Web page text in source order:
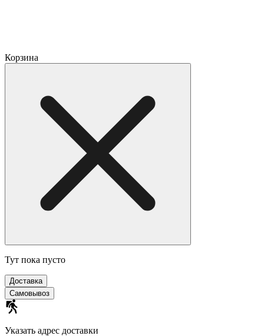
Корзина
Тут пока пусто
Доставка
Самовывоз
Указать адрес доставки